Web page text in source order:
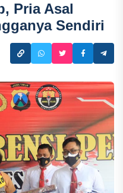
Pria Asal
Sendiri